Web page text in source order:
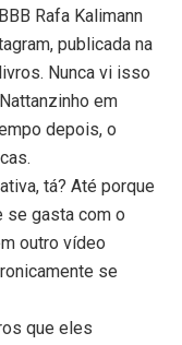
Rafa Kalimann
publicada na
Nunca vi isso
em
depois, o
tá? Até porque
se gasta com o
outro vídeo
se
que eles